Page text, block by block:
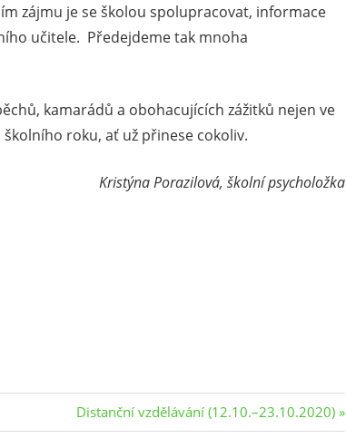
zájmu je se školou spolupracovat, informace
učitele. Předejdeme tak mnoha
kamarádů a obohacujících zážitků nejen ve
roku, ať už přinese cokoliv.
Kristýna Porazilová, školní psycholožka
Next
Distanční vzdělávání (12.10.–23.10.2020)